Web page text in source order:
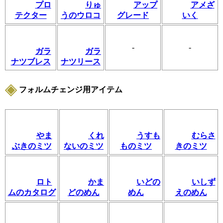
プロ
テクター
りゅ
うのウロコ
アップ
グレード
アメざ
いく
ガラ
ナツブレス
ガラ
ナツリース
- -
フォルムチェンジ用アイテム
やま
ぶきのミツ
くれ
ないのミツ
うすも
ものミツ
むらさ
きのミツ
ロト
ムのカタログ
かま
どのめん
いどの
めん
いしず
えのめん